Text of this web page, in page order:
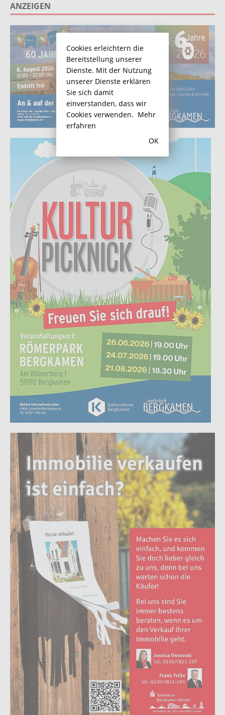
ANZEIGEN
Cookies erleichtern die
Bereitstellung unserer
Dienste. Mit der Nutzung
unserer Dienste erklären
Sie sich damit
einverstanden, dass wir
Cookies verwenden. Mehr
erfahren
OK